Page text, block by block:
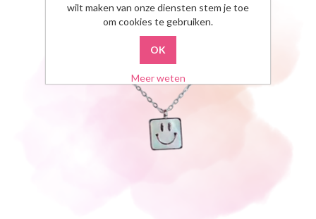
wilt maken van onze diensten stem je toe
om cookies te gebruiken.
Meer weten